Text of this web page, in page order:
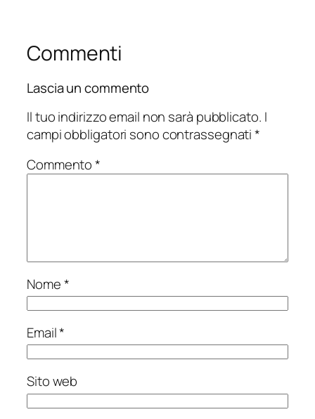
Commenti
Lascia un commento
Il tuo indirizzo email non sarà pubblicato. I
campi obbligatori sono contrassegnati*
Commento*
Nome*
Email*
Sito web